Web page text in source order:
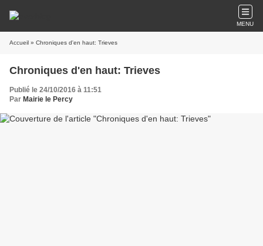
MENU
Accueil » Chroniques d'en haut: Trieves
Chroniques d'en haut: Trieves
Publié le 24/10/2016 à 11:51
Par Mairie le Percy